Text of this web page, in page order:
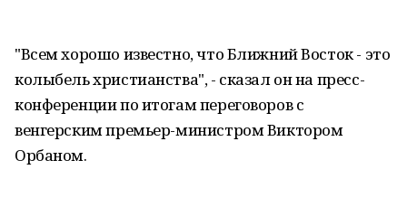
"Всем хорошо известно, что Ближний Восток - это
колыбель христианства", - сказал он на пресс-
конференции по итогам переговоров с
венгерским премьер-министром Виктором
Орбаном.